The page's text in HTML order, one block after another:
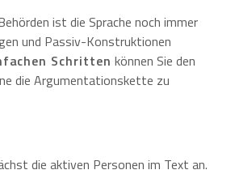
ist die Sprache noch immer
und Passiv-Konstruktionen
Schritten können Sie den
die Argumentationskette zu
die aktiven Personen im Text an.